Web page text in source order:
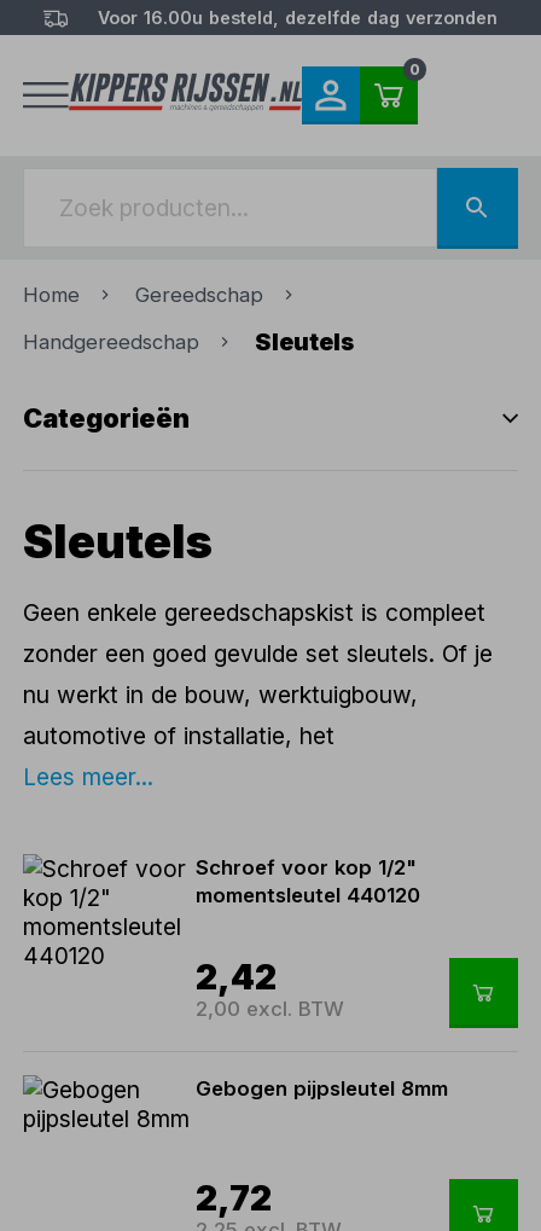
Voor 16.00u besteld, dezelfde dag verzonden
0
Home
Gereedschap
Handgereedschap
Sleutels
Categorieën
Sleutels
Geen enkele gereedschapskist is compleet
zonder een goed gevulde set sleutels. Of je
nu werkt in de bouw, werktuigbouw,
automotive of installatie, het
Lees meer...
Schroef voor kop 1/2"
momentsleutel 440120
2,42
2,00 excl. BTW
Gebogen pijpsleutel 8mm
2,72